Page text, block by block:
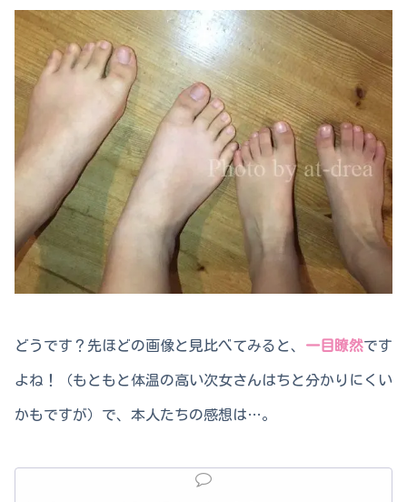
どうです？先ほどの画像と見比べてみると、 一目瞭然です
よね！（もともと体温の高い次女さんはちと分かりにくい
かもですが）で、本人たちの感想は…。